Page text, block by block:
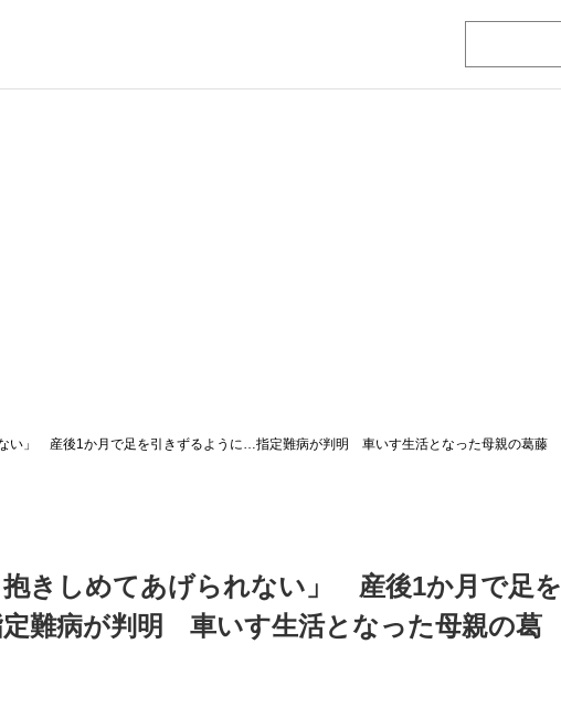
ない」 産後1か月で足を引きずるように…指定難病が判明 車いす生活となった母親の葛藤
抱きしめてあげられない」 産後1か月で足を
難病が判明 車いす生活となった母親の葛